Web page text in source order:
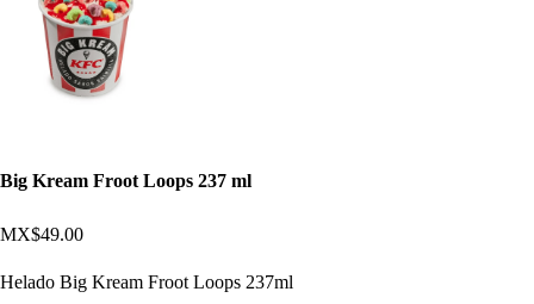
Big Kream Froot Loops 237 ml
MX$49.00
Helado Big Kream Froot Loops 237ml